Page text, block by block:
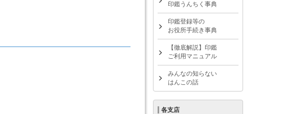
印鑑うんちく事典
印鑑登録等の
お役所手続き事典
【徹底解説】印鑑
ご利用マニュアル
みんなの知らない
はんこの話
各支店